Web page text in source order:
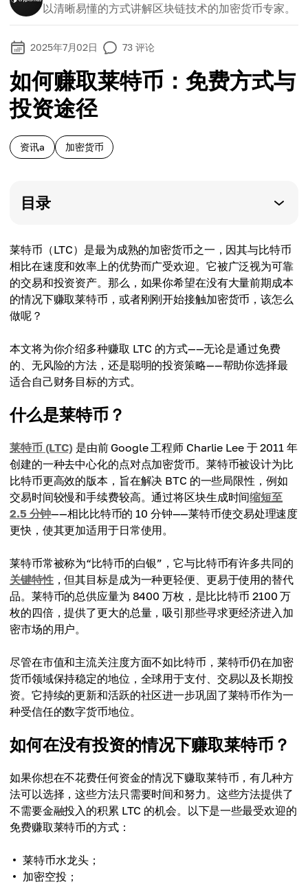
以清晰易懂的方式讲解区块链技术的加密货币专家。
2025年7月02日 73 评论
如何赚取莱特币：免费方式与
投资途径
资讯a 加密货币
目录
莱特币（LTC）是最为成熟的加密货币之一，因其与比特币
相比在速度和效率上的优势而广受欢迎。它被广泛视为可靠
的交易和投资资产。那么，如果你希望在没有大量前期成本
的情况下赚取莱特币，或者刚刚开始接触加密货币，该怎么
做呢？
本文将为你介绍多种赚取 LTC 的方式——无论是通过免费
的、无风险的方法，还是聪明的投资策略——帮助你选择最
适合自己财务目标的方式。
什么是莱特币？
莱特币 (LTC) 是由前 Google 工程师 Charlie Lee 于 2011 年
创建的一种去中心化的点对点加密货币。莱特币被设计为比
比特币更高效的版本，旨在解决 BTC 的一些局限性，例如
交易时间较慢和手续费较高。通过将区块生成时间缩短至
2.5 分钟——相比比特币的 10 分钟——莱特币使交易处理速度
更快，使其更加适用于日常使用。
莱特币常被称为“比特币的白银”，它与比特币有许多共同的
关键特性，但其目标是成为一种更轻便、更易于使用的替代
品。莱特币的总供应量为 8400 万枚，是比比特币 2100 万
枚的四倍，提供了更大的总量，吸引那些寻求更经济进入加
密市场的用户。
尽管在市值和主流关注度方面不如比特币，莱特币仍在加密
货币领域保持稳定的地位，全球用于支付、交易以及长期投
资。它持续的更新和活跃的社区进一步巩固了莱特币作为一
种受信任的数字货币地位。
如何在没有投资的情况下赚取莱特币？
如果你想在不花费任何资金的情况下赚取莱特币，有几种方
法可以选择，这些方法只需要时间和努力。这些方法提供了
不需要金融投入的积累 LTC 的机会。以下是一些最受欢迎的
免费赚取莱特币的方式：
莱特币水龙头；
加密空投；